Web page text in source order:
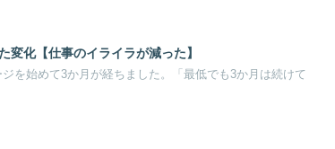
変化【仕事のイライラが減った】
を始めて3か月が経ちました。「最低でも3か月は続けて